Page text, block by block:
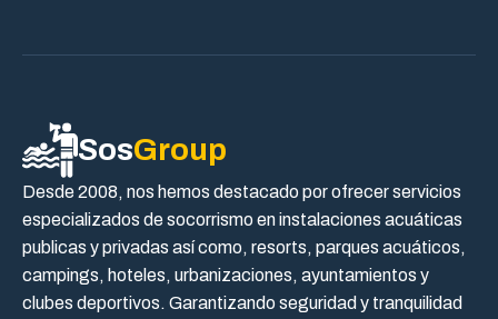
SosGroup
Desde 2008, nos hemos destacado por ofrecer servicios
especializados de socorrismo en instalaciones acuáticas
publicas y privadas así como, resorts, parques acuáticos,
campings, hoteles, urbanizaciones, ayuntamientos y
clubes deportivos. Garantizando seguridad y tranquilidad